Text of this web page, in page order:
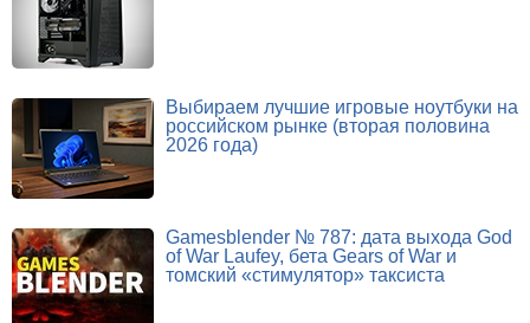
Выбираем лучшие игровые ноутбуки на
российском рынке (вторая половина
2026 года)
Gamesblender № 787: дата выхода God
of War Laufey, бета Gears of War и
томский «стимулятор» таксиста